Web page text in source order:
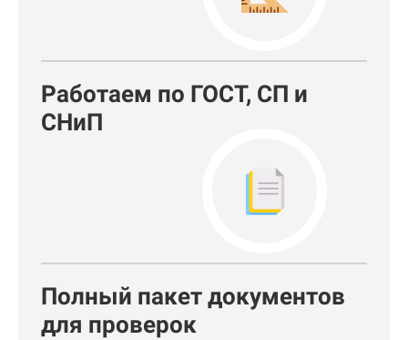
Работаем по ГОСТ, СП и
СНиП
Полный пакет документов
для проверок